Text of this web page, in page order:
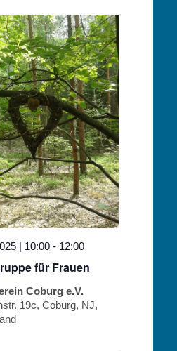
für Frauen
| 10:00 - 12:00
Coburg e.V.
19c, Coburg, NJ,